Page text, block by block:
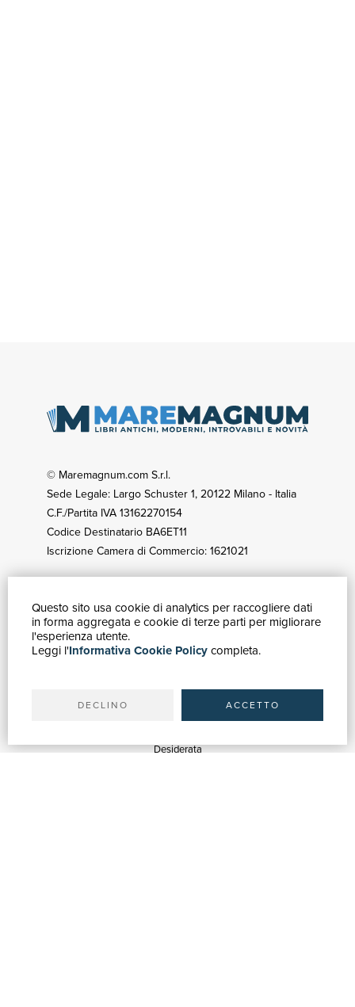
Questo sito usa cookie di analytics per raccogliere dati
in forma aggregata e cookie di terze parti per migliorare
l'esperienza utente.
Leggi l'Informativa Cookie Policycompleta.
DECLINO ACCETTO
© Maremagnum.com S.r.l.
Sede Legale: Largo Schuster 1, 20122 Milano - Italia
C.F./Partita IVA 13162270154
Codice Destinatario BA6ET11
Iscrizione Camera di Commercio: 1621021
GUIDA ACQUISTI
Ricerca avanzata
Spedizioni
Desiderata